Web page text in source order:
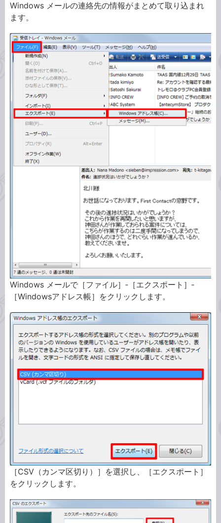
Windows メールの連絡先の情報がまとめて取り込まれ
ます。
Windows メールで［ファイル］‐［エクスポート］‐
［Windowsアドレス帳］をクリックします。
［CSV（カンマ区切り）］を選択し、［エクスポート］
をクリックします。